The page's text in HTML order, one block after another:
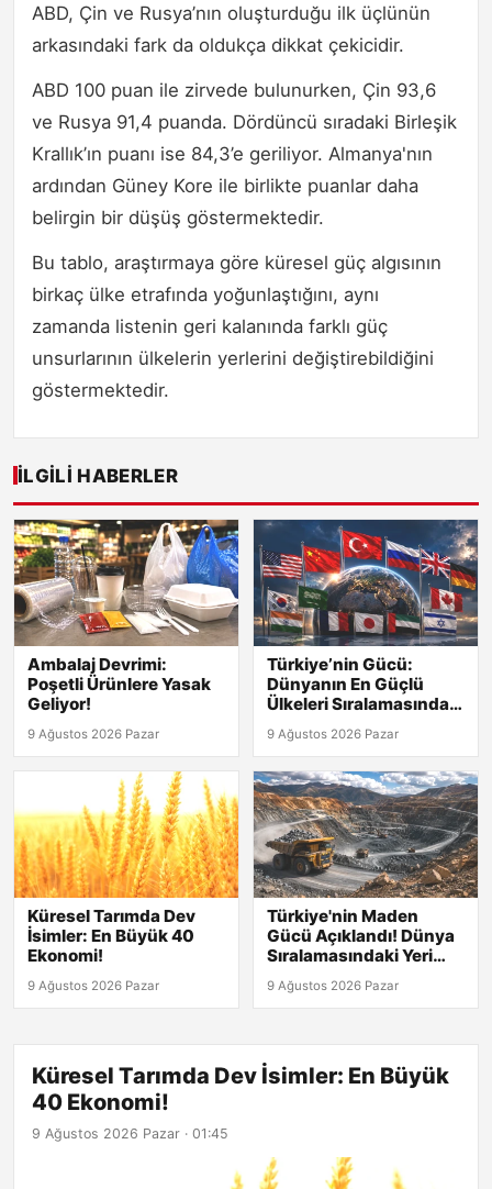
ABD, Çin ve Rusya’nın oluşturduğu ilk üçlünün
arkasındaki fark da oldukça dikkat çekicidir.
ABD 100 puan ile zirvede bulunurken, Çin 93,6
ve Rusya 91,4 puanda. Dördüncü sıradaki Birleşik
Krallık’ın puanı ise 84,3’e geriliyor. Almanya'nın
ardından Güney Kore ile birlikte puanlar daha
belirgin bir düşüş göstermektedir.
Bu tablo, araştırmaya göre küresel güç algısının
birkaç ülke etrafında yoğunlaştığını, aynı
zamanda listenin geri kalanında farklı güç
unsurlarının ülkelerin yerlerini değiştirebildiğini
göstermektedir.
İLGILI HABERLER
Ambalaj Devrimi:
Poşetli Ürünlere Yasak
Geliyor!
9 Ağustos 2026 Pazar
Türkiye’nin Gücü:
Dünyanın En Güçlü
Ülkeleri Sıralamasında
Kaçıncı?
9 Ağustos 2026 Pazar
Küresel Tarımda Dev
İsimler: En Büyük 40
Ekonomi!
9 Ağustos 2026 Pazar
Türkiye'nin Maden
Gücü Açıklandı! Dünya
Sıralamasındaki Yeri
Şaşırtıyor!
9 Ağustos 2026 Pazar
Küresel Tarımda Dev İsimler: En Büyük
40 Ekonomi!
9 Ağustos 2026 Pazar · 01:45